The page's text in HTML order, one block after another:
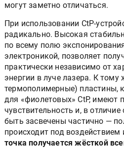
могут заметно отличаться.
При использовании CtP-
радикально. Высокая
по всему полю
электроникой, позволяет
практически независимо от
энергии в луче лазера. К
термополимерные) пластины,
для «фиолетовых» CtP, имеют
чувствительность и, в
быть засвечены частично —
происходит под воздействием
точка получается жёсткой